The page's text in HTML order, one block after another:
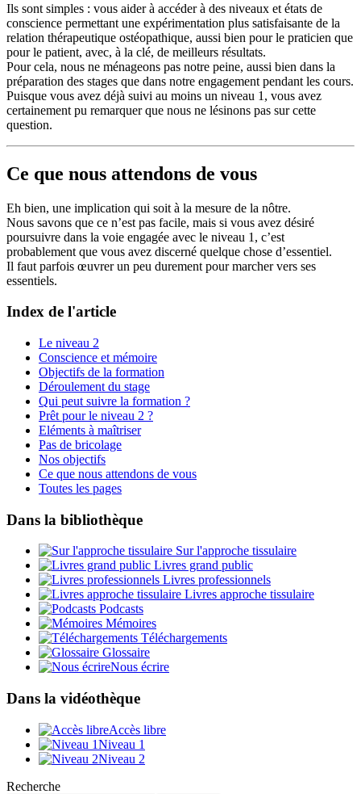
Ils sont simples : vous aider à accéder à des niveaux et états de
conscience permettant une expérimentation plus satisfaisante de la
relation thérapeutique ostéopathique, aussi bien pour le praticien que
pour le patient, avec, à la clé, de meilleurs résultats.
Pour cela, nous ne ménageons pas notre peine, aussi bien dans la
préparation des stages que dans notre engagement pendant les cours.
Puisque vous avez déjà suivi au moins un niveau 1, vous avez
certainement pu remarquer que nous ne lésinons pas sur cette
question.
Ce que nous attendons de vous
Eh bien, une implication qui soit à la mesure de la nôtre.
Nous savons que ce n’est pas facile, mais si vous avez désiré
poursuivre dans la voie engagée avec le niveau 1, c’est
probablement que vous avez discerné quelque chose d’essentiel.
Il faut parfois œuvrer un peu durement pour marcher vers ses
essentiels.
Index de l'article
Le niveau 2
Conscience et mémoire
Objectifs de la formation
Déroulement du stage
Qui peut suivre la formation ?
Prêt pour le niveau 2 ?
Eléments à maîtriser
Pas de bricolage
Nos objectifs
Ce que nous attendons de vous
Toutes les pages
Dans la bibliothèque
Sur l'approche tissulaire
Livres grand public
Livres professionnels
Livres approche tissulaire
Podcasts
Mémoires
Téléchargements
Glossaire
Nous écrire
Dans la vidéothèque
Accès libre
Niveau 1
Niveau 2
Recherche